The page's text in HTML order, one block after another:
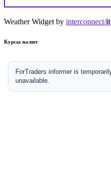
Weather Widget by interconnect/it
Курсы валют